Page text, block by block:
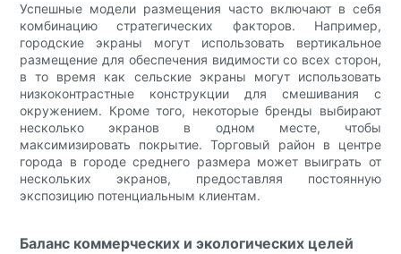
Успешные модели размещения часто включают в себя
комбинацию стратегических факторов. Например,
городские экраны могут использовать вертикальное
размещение для обеспечения видимости со всех сторон,
в то время как сельские экраны могут использовать
низкоконтрастные конструкции для смешивания с
окружением. Кроме того, некоторые бренды выбирают
несколько экранов в одном месте, чтобы
максимизировать покрытие. Торговый район в центре
города в городе среднего размера может выиграть от
нескольких экранов, предоставляя постоянную
экспозицию потенциальным клиентам.
Баланс коммерческих и экологических целей